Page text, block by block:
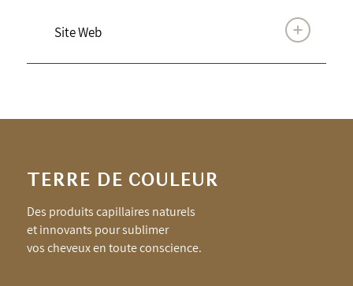
Site Web
TERRE DE COULEUR
Des produits capillaires naturels
et innovants pour sublimer
vos cheveux en toute conscience.